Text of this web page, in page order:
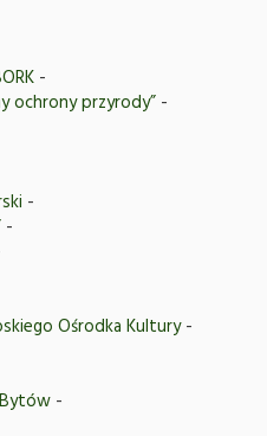
-
ochrony przyrody” -
-
-
Ośrodka Kultury-
-